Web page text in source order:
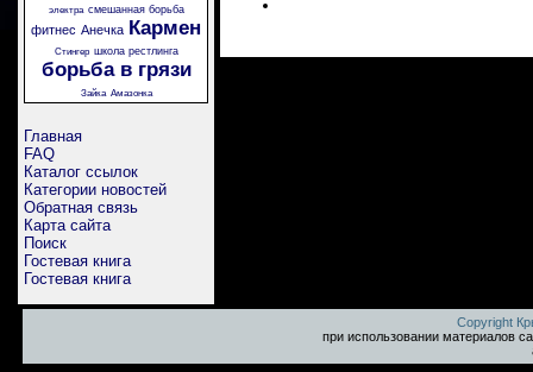
электра смешанная борьба
фитнес Анечка Кармен
Стингер школа рестлинга
борьба в грязи
Зайка Амазонка
Главная
FAQ
Каталог ссылок
Категории новостей
Обратная связь
Карта сайта
Поиск
Гостевая книга
Гостевая книга
Copyright
при использовании материалов